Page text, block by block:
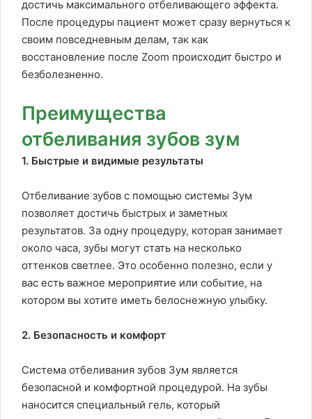
достичь максимального отбеливающего эффекта.
После процедуры пациент может сразу вернуться к
своим повседневным делам, так как
восстановление после Zoom происходит быстро и
безболезненно.
Преимущества
отбеливания зубов зум
1. Быстрые и видимые результаты
Отбеливание зубов с помощью системы Зум
позволяет достичь быстрых и заметных
результатов. За одну процедуру, которая занимает
около часа, зубы могут стать на несколько
оттенков светлее. Это особенно полезно, если у
вас есть важное мероприятие или событие, на
котором вы хотите иметь белоснежную улыбку.
2. Безопасность и комфорт
Система отбеливания зубов Зум является
безопасной и комфортной процедурой. На зубы
наносится специальный гель, который